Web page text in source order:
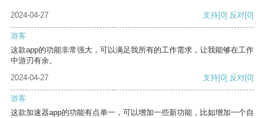
2024-04-27 支持[0] 反对[0]
游客
这款app的功能非常强大，可以满足我所有的工作需求，让我能够在工作
中游刃有余。
2024-04-27
支持[0] 反对[0]
游客
这款加速器app的功能有点单一，可以增加一些新功能，比如增加一个自